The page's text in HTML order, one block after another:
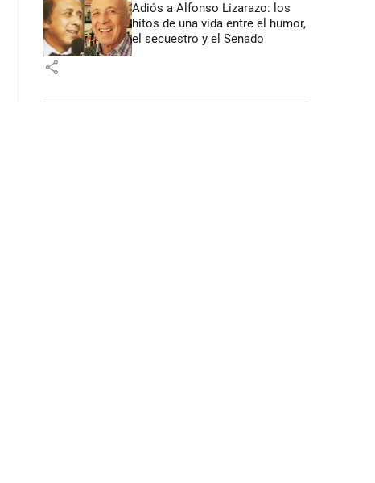
Adiós a Alfonso Lizarazo: los
hitos de una vida entre el humor,
el secuestro y el Senado
share